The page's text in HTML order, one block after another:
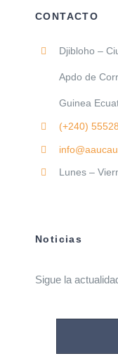
CONTACTO
Djibloho –
Apdo de
Guinea
(+240)
Lunes –
Noticias
Sigue la